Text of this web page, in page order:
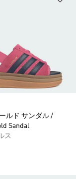
ルド サンダル /
Sandal
ス